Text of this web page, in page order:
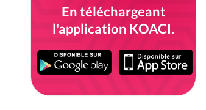
En téléchargeant
l'application KOACI.